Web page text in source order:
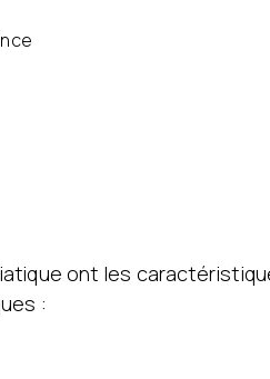
ont les
: